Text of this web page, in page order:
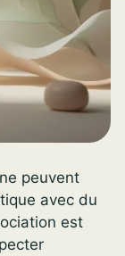
peuvent
avec du
est